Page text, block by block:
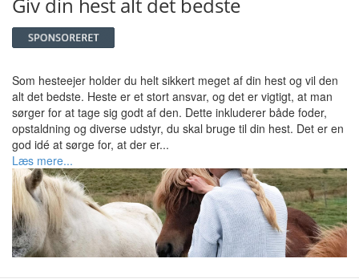
Som hesteejer holder du helt sikkert meget af din hest og vil den
alt det bedste. Heste er et stort ansvar, og det er vigtigt, at man
sørger for at tage sig godt af den. Dette inkluderer både foder,
opstaldning og diverse udstyr, du skal bruge til din hest. Det er en
god idé at sørge for, at der er...
Læs mere...